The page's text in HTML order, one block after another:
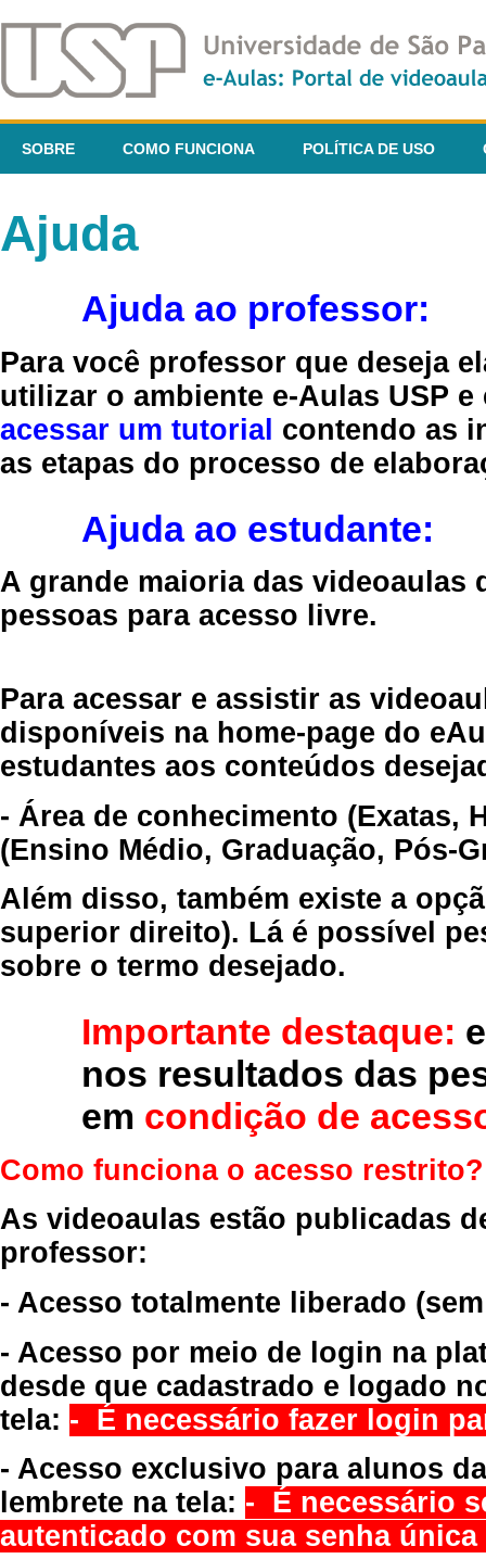
SOBRE COMO FUNCIONA POLÍTICA DE USO
Ajuda
Ajuda ao professor:
Para você professor que deseja
utilizar o ambiente e-Aulas USP
acessar um tutorial contendo as
as etapas do processo de
Ajuda ao estudante:
A grande maioria das videoaulas
pessoas para acesso livre.
Para acessar e assistir as
disponíveis na home-page do
estudantes aos conteúdos
- Área de conhecimento (Exatas,
(Ensino Médio, Graduação, Pós-
Além disso, também existe a
superior direito). Lá é possível
sobre o termo desejado.
Importante destaque:
nos resultados das
em condição de
Como funciona o acesso restrito?
As videoaulas estão publicadas
professor:
- Acesso totalmente liberado
- Acesso por meio de login na
desde que cadastrado e logado
tela: - É necessário fazer login
- Acesso exclusivo para alunos
lembrete na tela: - É necessário
autenticado com sua senha